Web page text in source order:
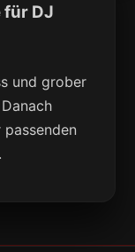
für DJ
und grober